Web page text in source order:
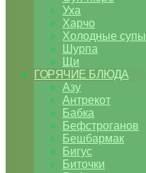
Уха
Харчо
Холодные супы
Шурпа
Щи
ГОРЯЧИЕ БЛЮДА
Азу
Антрекот
Бабка
Бефстроганов
Бешбармак
Бигус
Биточки